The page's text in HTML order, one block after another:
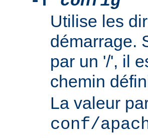
Utilise les
démarrage.
par un '/', il
chemin
La valeur
conf/